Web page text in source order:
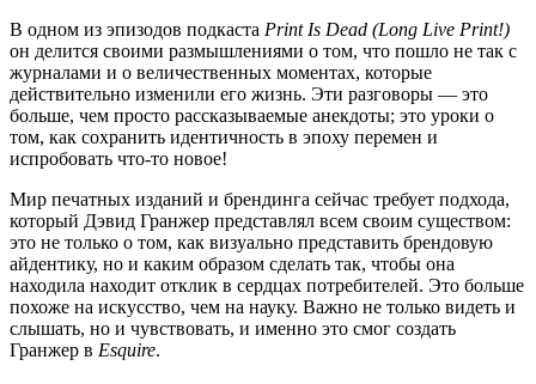
В одном из эпизодов подкаста Print Is Dead (Long Live Print!)
он делится своими размышлениями о том, что пошло не так с
журналами и о величественных моментах, которые
действительно изменили его жизнь. Эти разговоры — это
больше, чем просто рассказываемые анекдоты; это уроки о
том, как сохранить идентичность в эпоху перемен и
испробовать что-то новое!
Мир печатных изданий и брендинга сейчас требует подхода,
который Дэвид Гранжер представлял всем своим существом:
это не только о том, как визуально представить брендовую
айдентику, но и каким образом сделать так, чтобы она
находила находит отклик в сердцах потребителей. Это больше
похоже на искусство, чем на науку. Важно не только видеть и
слышать, но и чувствовать, и именно это смог создать
Гранжер в Esquire.